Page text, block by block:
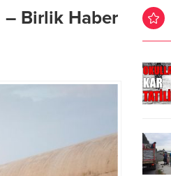
– Birlik Haber